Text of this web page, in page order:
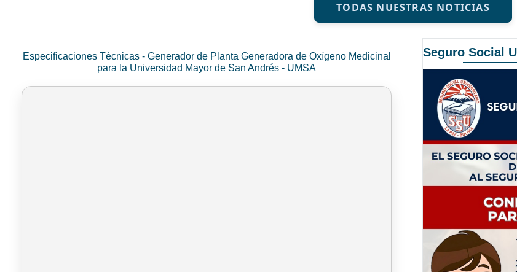
TODAS NUESTRAS NOTICIAS
Especificaciones Técnicas - Generador de Planta Generadora de Oxígeno Medicinal
para la Universidad Mayor de San Andrés - UMSA
Seguro Social